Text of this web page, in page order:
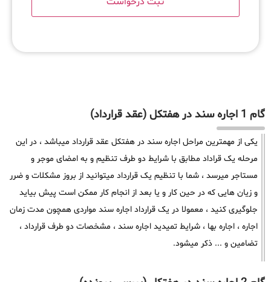
گام 1 اجاره سند در هفتکل (عقد قرارداد)
یکی از مهمترین مراحل اجاره سند در هفتکل عقد قرارداد میباشد ، در این
مرحله یک قراداد مطابق با شرایط دو طرف تنظیم و به امضای موجر و
مستاجر میرسد ، شما با تنظیم یک قرارداد میتوانید از بروز مشکلات و ضرر
و زیان هایی که در حین کار و یا بعد از انجام کار ممکن است پیش بیاید
جلوگیری کنید ، معمولا در یک قرارداد اجاره سند مواردی همچون مدت زمان
اجاره ، اجاره بها ، شرایط تمیدید اجاره سند ، مشخصات دو طرف قرارداد ،
تضامین و ... ذکر میشود.